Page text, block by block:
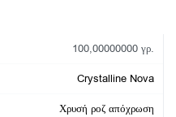
100,00000000 γρ.
Crystalline Nova
Χρυσή ροζ απόχρωση